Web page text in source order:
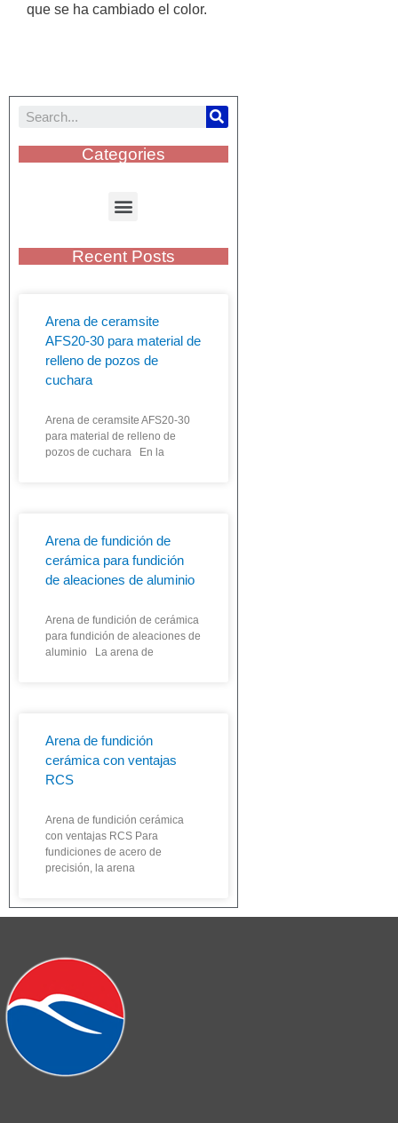
que se ha cambiado el color.
Categories
Recent Posts
Arena de ceramsite
AFS20-30 para material de
relleno de pozos de
cuchara
Arena de ceramsite AFS20-30
para material de relleno de
pozos de cuchara En la
Arena de fundición de
cerámica para fundición
de aleaciones de aluminio
Arena de fundición de cerámica
para fundición de aleaciones de
aluminio La arena de
Arena de fundición
cerámica con ventajas
RCS
Arena de fundición cerámica
con ventajas RCS Para
fundiciones de acero de
precisión, la arena